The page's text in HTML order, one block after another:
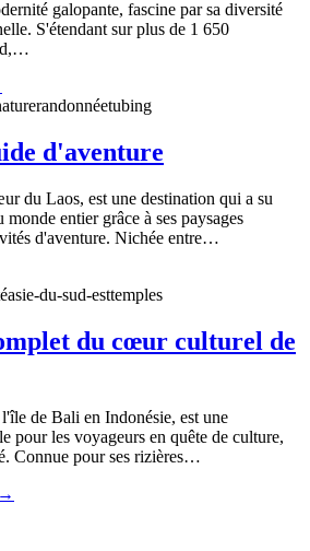
galopante, fascine par sa diversité
S'étendant sur plus de 1 650
randonnéetubing
d'aventure
du Laos, est une destination qui a su
entier grâce à ses paysages
d'aventure. Nichée entre…
asie-du-sud-esttemples
du cœur culturel de
de Bali en Indonésie, est une
pour les voyageurs en quête de culture,
Connue pour ses rizières…
→